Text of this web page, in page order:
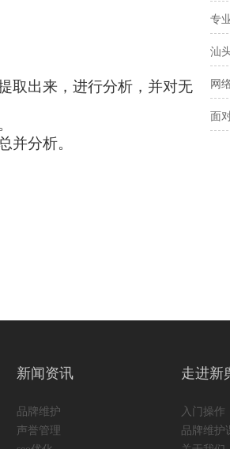
取出来，进行分析，并对无
并分析。
专
汕
网
面
新闻资讯
品牌维护
声誉管理
走进新
入门操作
品牌维护